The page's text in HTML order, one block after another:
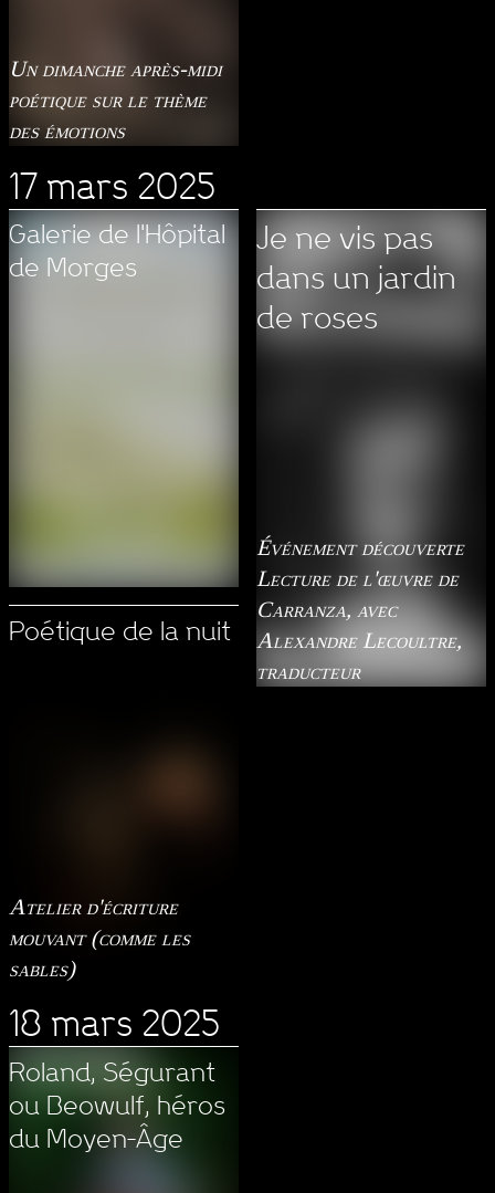
Un dimanche après-midi
poétique sur le thème
des émotions
17 mars 2025
Galerie de l'Hôpital
de Morges
Poétique de la nuit
Atelier d'écriture
mouvant (comme les
sables)
Je ne vis pas
dans un jardin
de roses
Événement découverte
Lecture de l'œuvre de
Carranza, avec
Alexandre Lecoultre,
traducteur
18 mars 2025
Roland, Ségurant
ou Beowulf, héros
du Moyen-Âge